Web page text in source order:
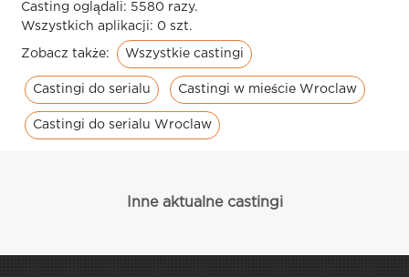
Casting oglądali: 5580 razy.
Wszystkich aplikacji: 0 szt.
Zobacz także: Wszystkie castingi
Castingi do serialu Castingi w mieście Wroclaw
Castingi do serialu Wroclaw
Inne aktualne castingi